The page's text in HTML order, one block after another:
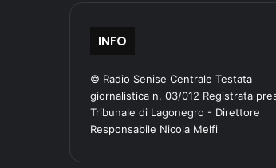
INFO
© Radio Senise Centrale Testata
giornalistica n. 03/012 Registrata
Tribunale di Lagonegro - Direttore
Responsabile Nicola Melfi